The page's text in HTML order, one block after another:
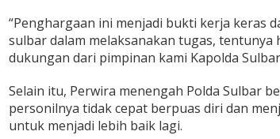
b
e
t
P
n
g
h
a
“Penghargaan ini menjadi bukti kerja keras
sulbar dalam melaksanakan tugas,
dukungan dari pimpinan kami Kapolda
Selain itu, Perwira menengah Polda Sulbar
personilnya tidak cepat berpuas diri dan
untuk menjadi lebih baik lagi.